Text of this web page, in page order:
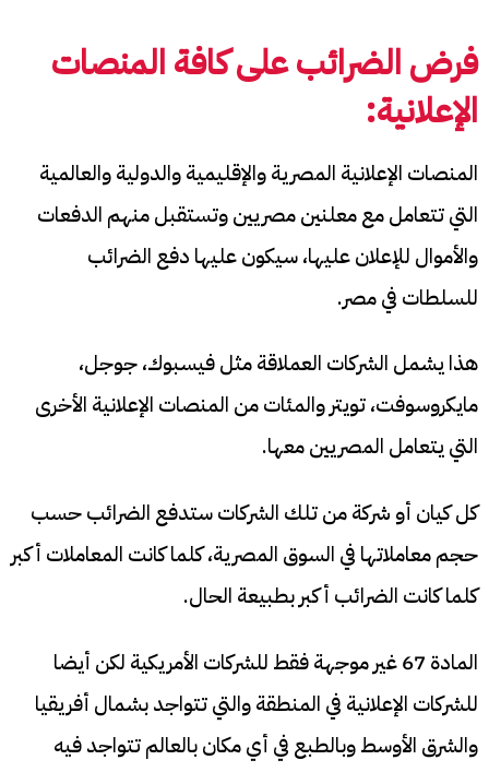
فرض الضرائب على كافة المنصات
الإعلانية:
المنصات الإعلانية المصرية والإقليمية والدولية والعالمية
التي تتعامل مع معلنين مصريين وتستقبل منهم الدفعات
والأموال للإعلان عليها، سيكون عليها دفع الضرائب
للسلطات في مصر.
هذا يشمل الشركات العملاقة مثل فيسبوك، جوجل،
مايكروسوفت، تويتر والمئات من المنصات الإعلانية الأخرى
التي يتعامل المصريين معها.
كل كيان أو شركة من تلك الشركات ستدفع الضرائب حسب
حجم معاملاتها في السوق المصرية، كلما كانت المعاملات أكبر
كلما كانت الضرائب أكبر بطبيعة الحال.
المادة 67 غير موجهة فقط للشركات الأمريكية لكن أيضا
للشركات الإعلانية في المنطقة والتي تتواجد بشمال أفريقيا
والشرق الأوسط وبالطبع في أي مكان بالعالم تتواجد فيه